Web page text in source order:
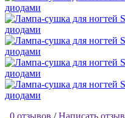
0 отзывов / Написать отзыв